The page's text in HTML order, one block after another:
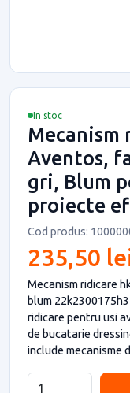
In stoc
Mecanism
Aventos,
gri, Blum
proiecte
Cod produs:
235,50
Mecanism ridicare
blum
ridicare pentru usi
de bucatarie
include mecanisme